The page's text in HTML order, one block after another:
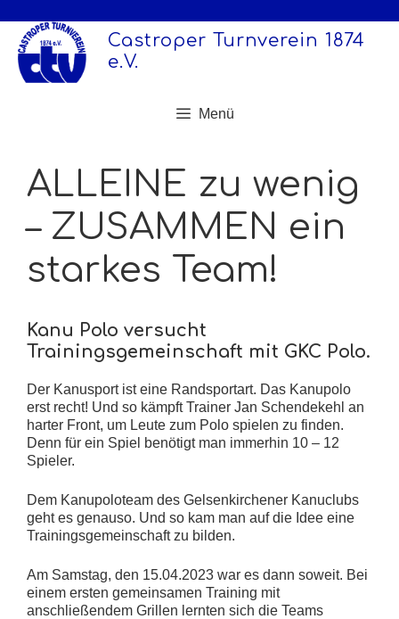
Inhalt
springen
Castroper Turnverein 1874
e.V.
Menü
ALLEINE zu wenig
– ZUSAMMEN ein
starkes Team!
Kanu Polo versucht
Trainingsgemeinschaft mit GKC Polo.
Der Kanusport ist eine Randsportart. Das Kanupolo
erst recht! Und so kämpft Trainer Jan Schendekehl an
harter Front, um Leute zum Polo spielen zu finden.
Denn für ein Spiel benötigt man immerhin 10 – 12
Spieler.
Dem Kanupoloteam des Gelsenkirchener Kanuclubs
geht es genauso. Und so kam man auf die Idee eine
Trainingsgemeinschaft zu bilden.
Am Samstag, den 15.04.2023 war es dann soweit. Bei
einem ersten gemeinsamen Training mit
anschließendem Grillen lernten sich die Teams